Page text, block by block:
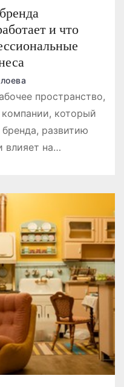
и что
пространство,
компании, который
развитию
влияет на…